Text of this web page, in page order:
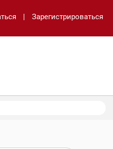
| Зарегистрироваться